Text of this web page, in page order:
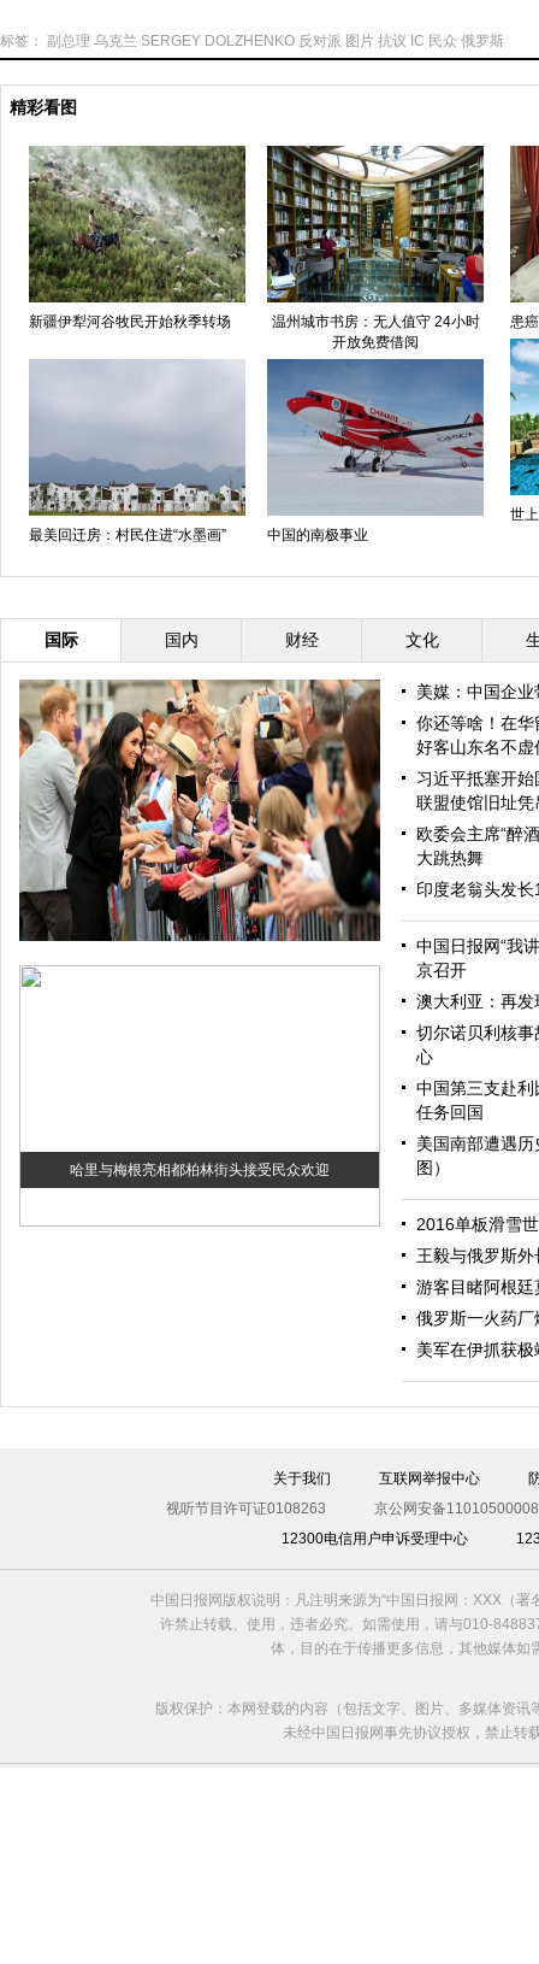
标签： 副总理 乌克兰 SERGEY DOLZHENKO 反对派 图片 抗议 IC 民众 俄罗斯
精彩看图
新疆伊犁河谷牧民开始秋季转场
温州城市书房：无人值守 24小时
开放免费借阅
最美回迁房：村民住进“水墨画” 中国的南极事业
患
世
国际 国内 财经 文化
哈里与梅根亮相都柏林街头接受民众欢迎
美媒：中国企
你还等啥！在
好客山东名不虚
习近平抵塞开
联盟使馆旧址凭
欧委会主席“醉
大跳热舞
印度老翁头发
中国日报网“我
京召开
澳大利亚：再
切尔诺贝利核
心
中国第三支赴
任务回国
美国南部遭遇
图）
2016单板滑雪
王毅与俄罗斯
游客目睹阿根
俄罗斯一火药
美军在伊抓获极
关于我们 互联网举报中心
视听节目许可证0108263
京公网安备
12300电信用户申诉受理中心
中国日报网版权说明：凡注明来源为“中国日报网：XXX（
许禁止转载、使用，违者必究。如需使用，请与010-
体，目的在于传播更多信息，其他媒体
版权保护：本网登载的内容（包括文字、图片、多媒体资
未经中国日报网事先协议授权，禁止转